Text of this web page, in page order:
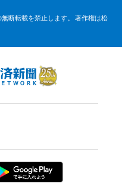
断転載を禁止します。 著作権は松